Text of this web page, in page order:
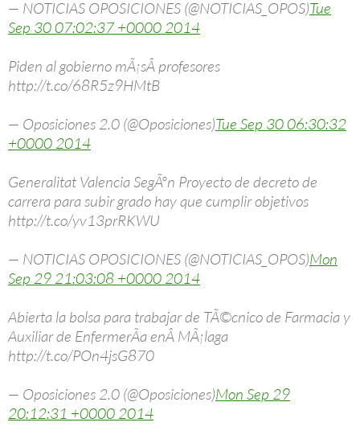
— NOTICIAS OPOSICIONES (@NOTICIAS_OPOS)Tue
Sep 30 07:02:37 +0000 2014
Piden al gobierno mÃ¡sÂ profesores
http://t.co/68R5z9HMtB
— Oposiciones 2.0 (@Oposiciones)Tue Sep 30 06:30:32
+0000 2014
Generalitat Valencia SegÃºn Proyecto de decreto de
carrera para subir grado hay que cumplir objetivos
http://t.co/yv13prRKWU
— NOTICIAS OPOSICIONES (@NOTICIAS_OPOS)Mon
Sep 29 21:03:08 +0000 2014
Abierta la bolsa para trabajar de TÃ©cnico de Farmacia y
Auxiliar de EnfermerÃ­a enÂ MÃ¡laga
http://t.co/POn4jsG870
— Oposiciones 2.0 (@Oposiciones)Mon Sep 29
20:12:31 +0000 2014